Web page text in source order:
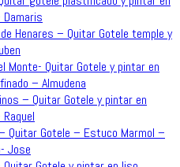
Henares – Quitar Gotele temple y
Monte- Quitar Gotele y pintar en
– Almudena
– Quitar Gotele y pintar en
Quitar Gotele – Estuco Marmol –
Jose